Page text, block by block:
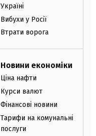
Україні
Вибухи у Росії
Втрати ворога
Новини економіки
Ціна нафти
Курси валют
Фінансові новини
Тарифи на комунальні
послуги